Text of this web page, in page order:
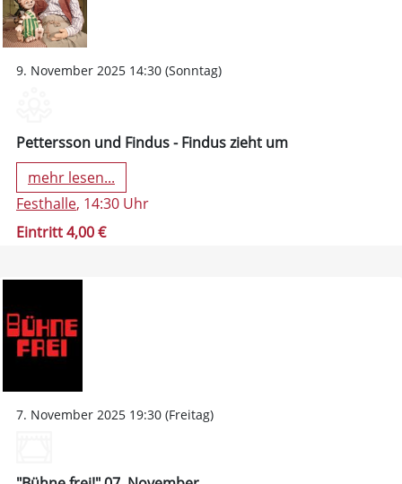
9. November 2025 14:30 (Sonntag)
Pettersson und Findus - Findus zieht um
mehr lesen...
Festhalle, 14:30 Uhr
Eintritt 4,00 €
7. November 2025 19:30 (Freitag)